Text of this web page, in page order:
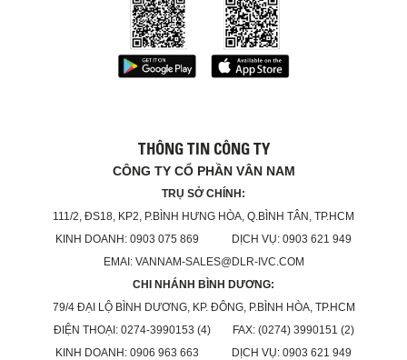
THÔNG TIN CÔNG TY
CÔNG TY CỔ PHẦN VÂN NAM
TRỤ SỞ CHÍNH:
111/2, ĐS18, KP2, P.BÌNH HƯNG HÒA, Q.BÌNH TÂN, TP.HCM
KINH DOANH: 0903 075 869 DỊCH VỤ: 0903 621 949
EMAI: VANNAM-SALES@DLR-IVC.COM
CHI NHÁNH BÌNH DƯƠNG:
79/4 ĐẠI LỘ BÌNH DƯƠNG, KP. ĐÔNG, P.BÌNH HÒA, TP.HCM
ĐIỆN THOẠI: 0274-3990153 (4) FAX: (0274) 3990151 (2)
KINH DOANH: 0906 963 663 DỊCH VỤ: 0903 621 949